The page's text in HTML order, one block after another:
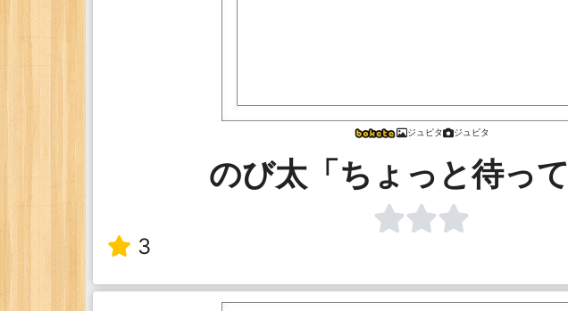
ジュピタ ジュピタ
のび太「ちょっと待って
3